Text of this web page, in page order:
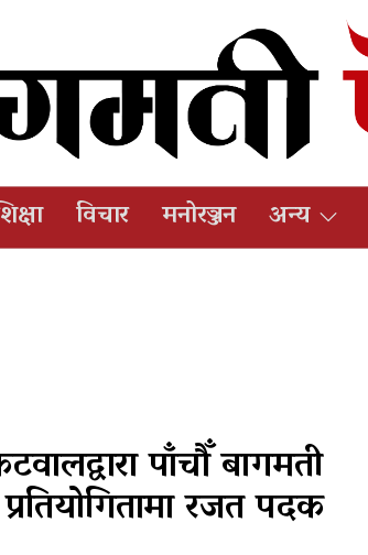
विचार मनोरञ्जन अन्य
पाँचौँ बागमती
रजत पदक